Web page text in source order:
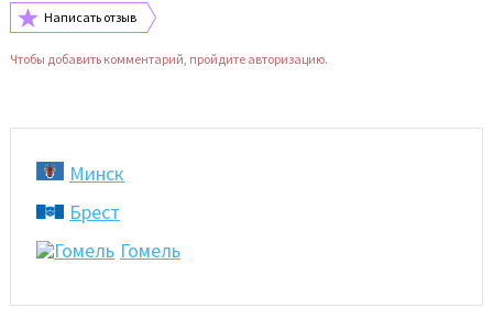
Написать отзыв
Чтобы добавить комментарий, пройдите авторизацию.
Минск
Брест
Гомель